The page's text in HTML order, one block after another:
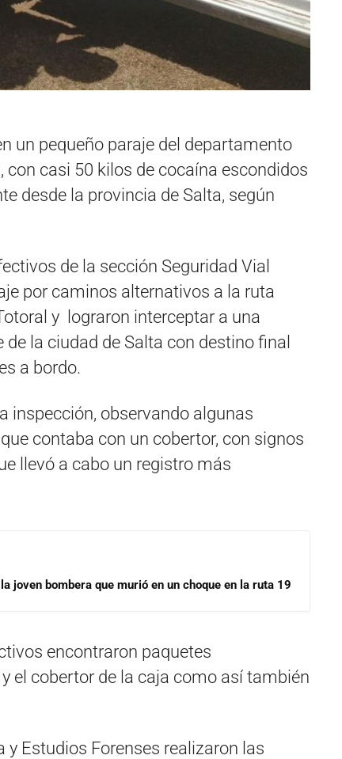
un pequeño paraje del departamento
con casi 50 kilos de cocaína escondidos
desde la provincia de Salta, según
de la sección Seguridad Vial
por caminos alternativos a la ruta
y lograron interceptar a una
la ciudad de Salta con destino final
a bordo.
inspección, observando algunas
contaba con un cobertor, con signos
llevó a cabo un registro más
joven bombera que murió en un choque en la ruta 19
encontraron paquetes
el cobertor de la caja como así también
Estudios Forenses realizaron las